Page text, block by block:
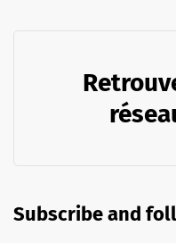
Subscribe and